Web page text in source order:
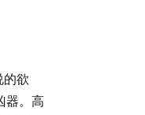
的欲
器。高